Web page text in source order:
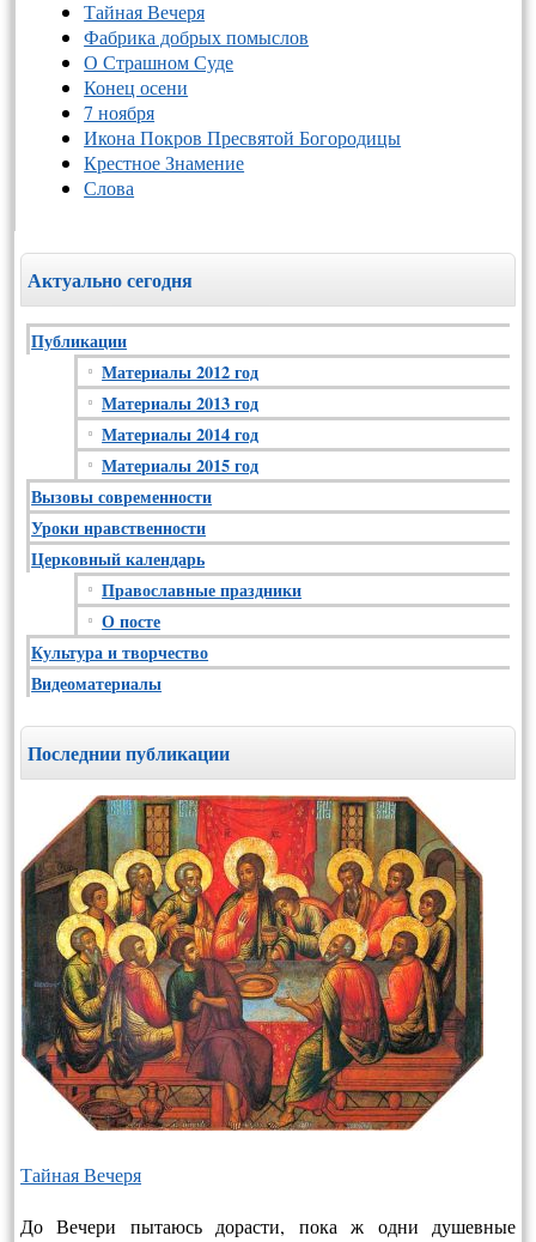
Тайная Вечеря
Фабрика добрых помыслов
О Страшном Суде
Конец осени
7 ноября
Икона Покров Пресвятой Богородицы
Крестное Знамение
Слова
Актуально сегодня
Публикации
Материалы 2012 год
Материалы 2013 год
Материалы 2014 год
Материалы 2015 год
Вызовы современности
Уроки нравственности
Церковный календарь
Православные праздники
О посте
Культура и творчество
Видеоматериалы
Последнии публикации
Тайная Вечеря
До Вечери пытаюсь дорасти, пока ж одни душевные